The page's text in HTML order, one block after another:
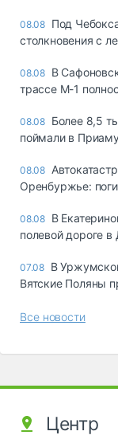
08.08 Под
столкновения с
08.08 В
трассе М-1
08.08 Более 8,5
поймали в
08.08
Оренбуржье:
08.08 В
полевой дороге
07.08 В
Вятские Поляны
Все новости
Центр